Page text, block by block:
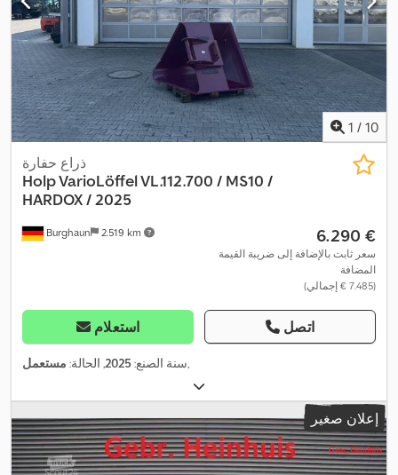
1 / 10
Burghaun 2.519 km
ذراع حفارة
Holp VarioLöffel VL.112.700 / MS10 /
HARDOX / 2025
‏6.290 €
سعر ثابت بالإضافة إلى ضريبة القيمة
المضافة
(‏7.485 € إجمالي)
استعلام اتصل
سنة الصنع: 2025, الحالة: مستعمل ,
إعلان صغير